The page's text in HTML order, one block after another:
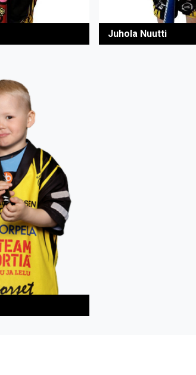
Juhola Nuutti